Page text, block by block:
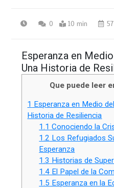
0 10 min
Esperanza en
Una Historia de
Que puede leer
1 Esperanza en Medio
Historia de Resiliencia
1.1 Conociendo la
1.2 Los Refugiados
Esperanza
1.3 Historias de
1.4 El Papel de la
1.5 Esperanza en la